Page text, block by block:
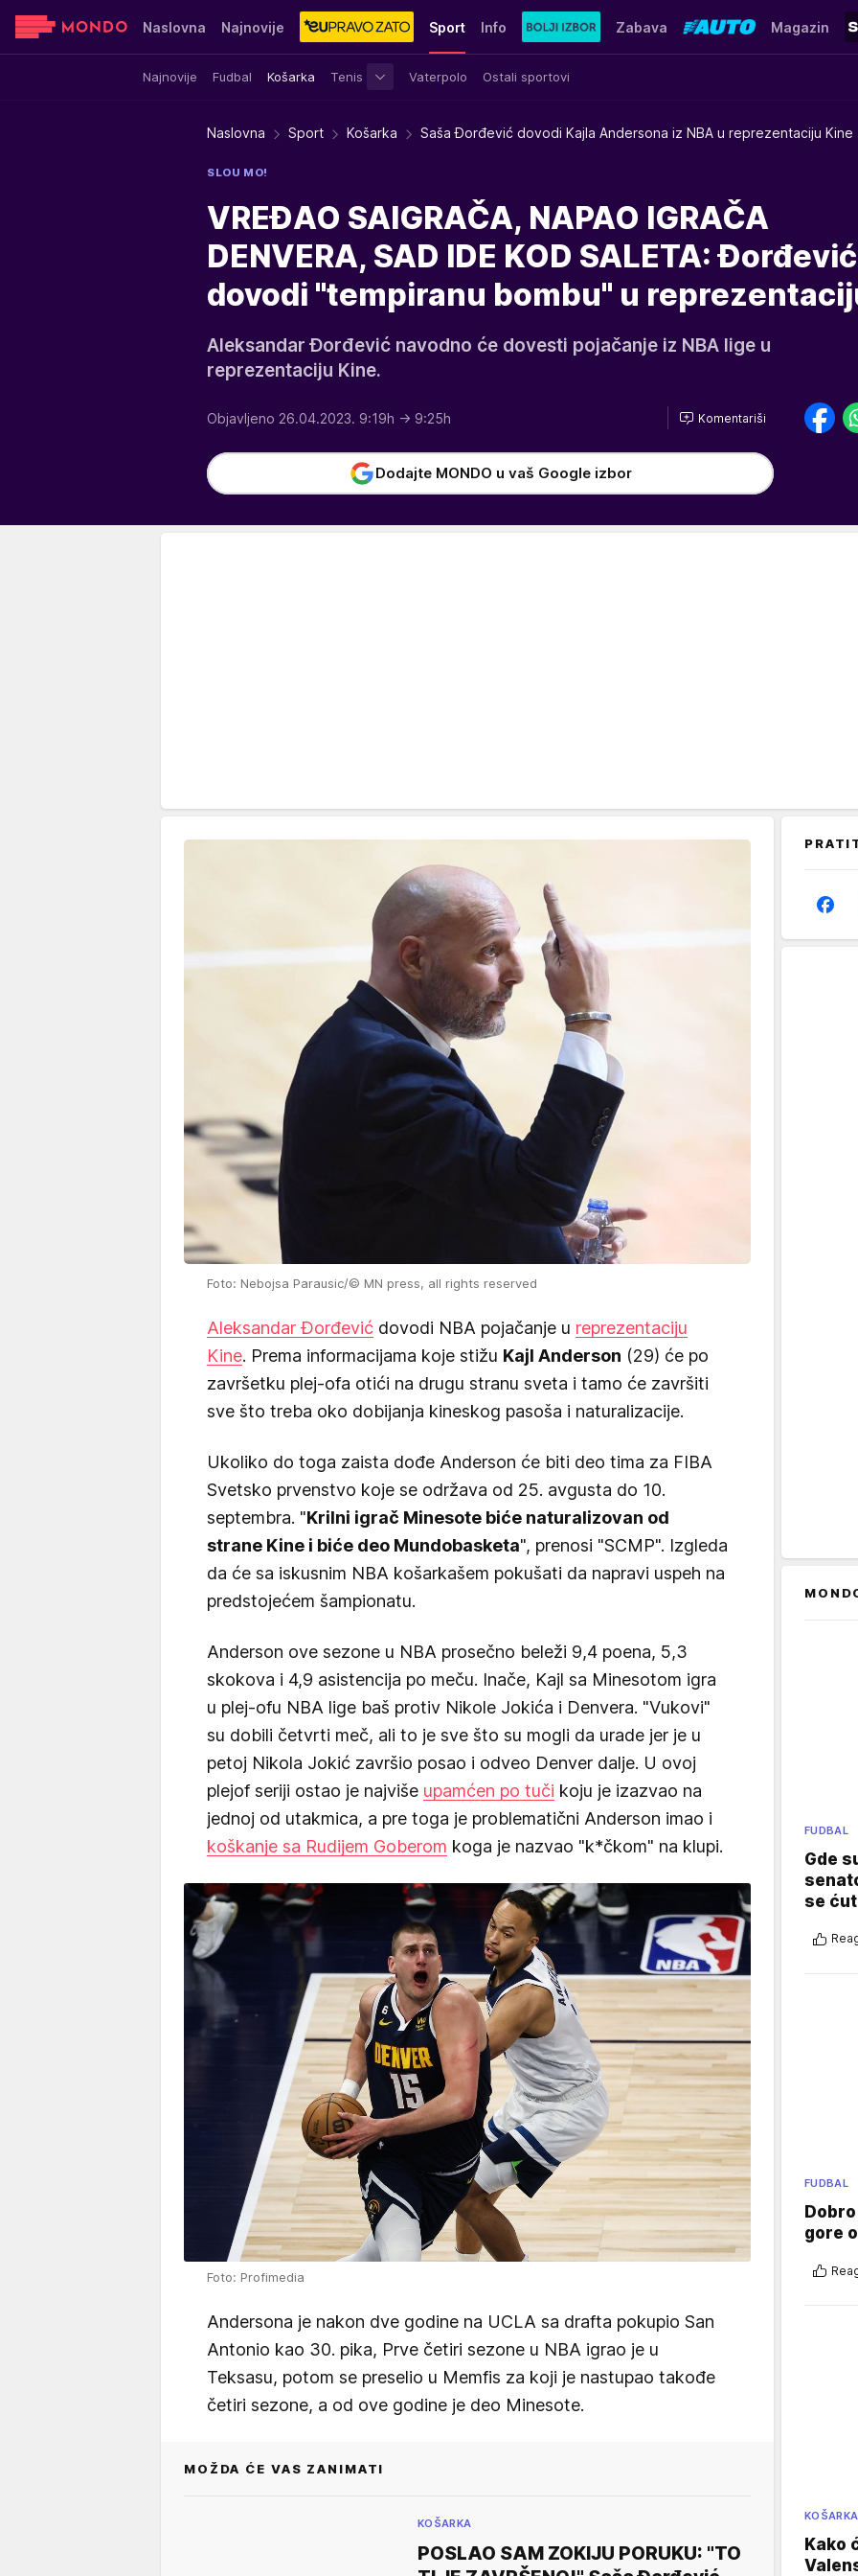
Naslovna Najnovije Sport
Najnovije Fudbal Košarka Tenis Vaterpolo Ostali sportovi
Info Zabava Magazin
Sensa Stvar ukusa Yumama
Naslovna Sport Košarka Saša Đorđević dovodi Kajla Andersona iz NBA u reprezentaciju Kine
SLOU MO!
VREĐAO SAIGRAČA, NAPAO IGRAČA
DENVERA, SAD IDE KOD SALETA: Đorđević
dovodi "tempiranu bombu" u
Aleksandar Đorđević navodno će dovesti pojačanje iz NBA lige u
reprezentaciju Kine.
Objavljeno 26.04.2023. 9:19h → 9:25h Komentariši
Dodajte MONDO u vaš Google izbor
Foto: Nebojsa Parausic/© MN press, all rights reserved
Aleksandar Đorđević dovodi NBA pojačanje u reprezentaciju
Kine. Prema informacijama koje stižu Kajl Anderson (29) će po
završetku plej-ofa otići na drugu stranu sveta i tamo će završiti
sve što treba oko dobijanja kineskog pasoša i naturalizacije.
Ukoliko do toga zaista dođe Anderson će biti deo tima za FIBA
Svetsko prvenstvo koje se održava od 25. avgusta do 10.
septembra. "Krilni igrač Minesote biće naturalizovan od
strane Kine i biće deo Mundobasketa", prenosi "SCMP". Izgleda
da će sa iskusnim NBA košarkašem pokušati da napravi uspeh na
predstojećem šampionatu.
Anderson ove sezone u NBA prosečno beleži 9,4 poena, 5,3
skokova i 4,9 asistencija po meču. Inače, Kajl sa Minesotom igra
u plej-ofu NBA lige baš protiv Nikole Jokića i Denvera. "Vukovi"
su dobili četvrti meč, ali to je sve što su mogli da urade jer je u
petoj Nikola Jokić završio posao i odveo Denver dalje. U ovoj
plejof seriji ostao je najviše upamćen po tuči koju je izazvao na
jednoj od utakmica, a pre toga je problematični Anderson imao i
koškanje sa Rudijem Goberom koga je nazvao "k*čkom" na klupi.
Foto: Profimedia
Andersona je nakon dve godine na UCLA sa drafta pokupio San
Antonio kao 30. pika, Prve četiri sezone u NBA igrao je u
Teksasu, potom se preselio u Memfis za koji je nastupao takođe
četiri sezone, a od ove godine je deo Minesote.
MOŽDA ĆE VAS ZANIMATI
KOŠARKA
POSLAO SAM ZOKIJU PORUKU: "TO
FUDBAL
Gde
se
FUDBAL
gore
KOŠARKA
Kako